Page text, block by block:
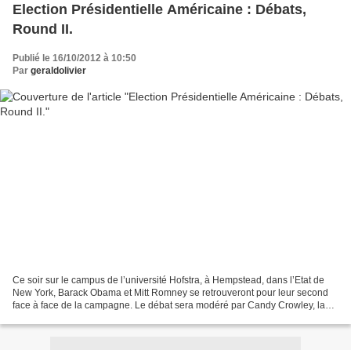
Election Présidentielle Américaine : Débats,
Round II.
Publié le 16/10/2012 à 10:50
Par geraldolivier
Ce soir sur le campus de l’université Hofstra, à Hempstead, dans l’Etat de
New York, Barack Obama et Mitt Romney se retrouveront pour leur second
face à face de la campagne. Le débat sera modéré par Candy Crowley, la